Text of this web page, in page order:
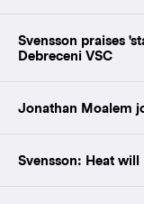
Svensson praises
Debreceni VSC
Jonathan Moalem
Svensson: Heat